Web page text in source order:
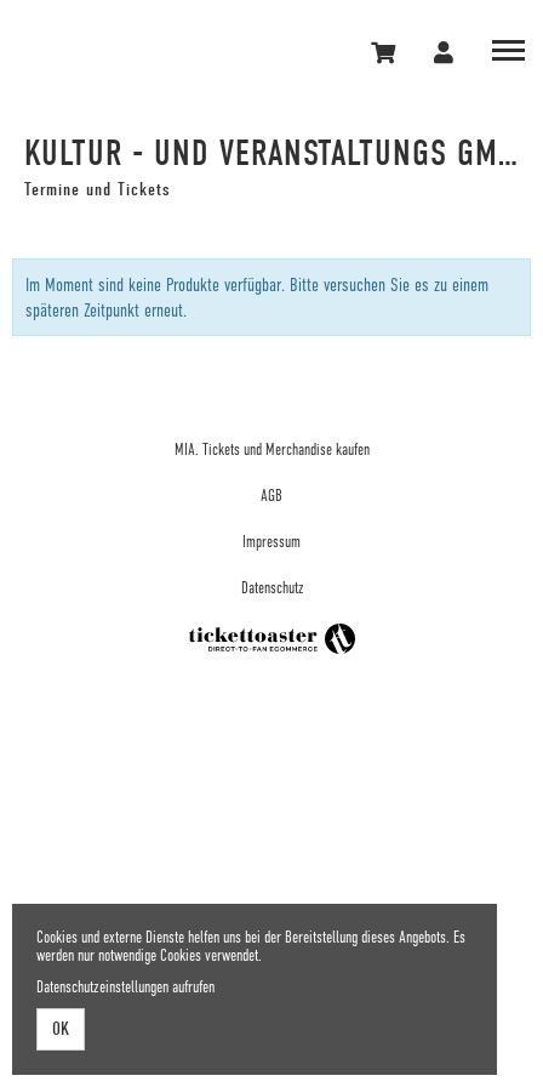
KULTUR - UND VERANSTALTUNGS GMBH WORMS
Termine und Tickets
Im Moment sind keine Produkte verfügbar. Bitte versuchen Sie es zu einem
späteren Zeitpunkt erneut.
MIA. Tickets und Merchandise kaufen
AGB
Impressum
Datenschutz
Cookies und externe Dienste helfen uns bei der Bereitstellung dieses Angebots. Es
werden nur notwendige Cookies verwendet.
Datenschutzeinstellungen aufrufen
OK